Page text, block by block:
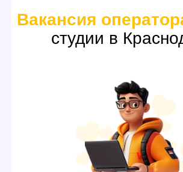
Переписывайтесь за вебкам
модель и зарабатывайтеот 70.000
рублей работая из дома!